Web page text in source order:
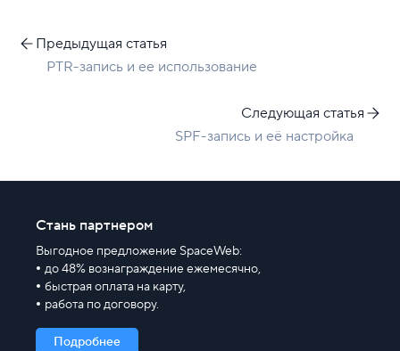
Предыдущая статья
PTR-запись и ее использование
Следующая статья
SPF-запись и её настройка
Стань партнером
Выгодное предложение SpaceWeb:
до 48% вознаграждение ежемесячно,
быстрая оплата на карту,
работа по договору.
Подробнее